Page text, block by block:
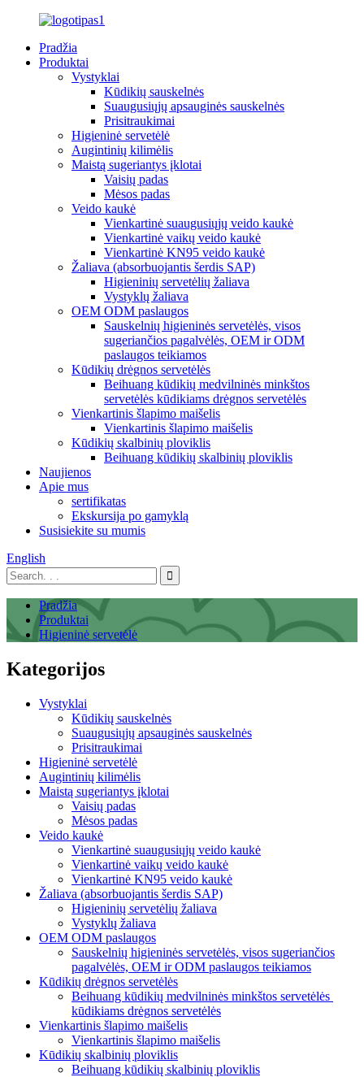
Pradžia
Produktai
Vystyklai
Kūdikių sauskelnės
Suaugusiųjų apsauginės sauskelnės
Prisitraukimai
Higieninė servetėlė
Augintinių kilimėlis
Maistą sugeriantys įklotai
Vaisių padas
Mėsos padas
Veido kaukė
Vienkartinė suaugusiųjų veido kaukė
Vienkartinė vaikų veido kaukė
Vienkartinė KN95 veido kaukė
Žaliava (absorbuojantis šerdis SAP)
Higieninių servetėlių žaliava
Vystyklų žaliava
OEM ODM paslaugos
Sauskelnių higieninės servetėlės, visos
sugeriančios pagalvėlės, OEM ir ODM
paslaugos teikiamos
Kūdikių drėgnos servetėlės
Beihuang kūdikių medvilninės minkštos
servetėlės ​​kūdikiams drėgnos servetėlės
Vienkartinis šlapimo maišelis
Vienkartinis šlapimo maišelis
Kūdikių skalbinių ploviklis
Beihuang kūdikių skalbinių ploviklis
Naujienos
Apie mus
sertifikatas
Ekskursija po gamyklą
Susisiekite su mumis
English
Pradžia
Produktai
Higieninė servetėlė
Kategorijos
Vystyklai
Kūdikių sauskelnės
Suaugusiųjų apsauginės sauskelnės
Prisitraukimai
Higieninė servetėlė
Augintinių kilimėlis
Maistą sugeriantys įklotai
Vaisių padas
Mėsos padas
Veido kaukė
Vienkartinė suaugusiųjų veido kaukė
Vienkartinė vaikų veido kaukė
Vienkartinė KN95 veido kaukė
Žaliava (absorbuojantis šerdis SAP)
Higieninių servetėlių žaliava
Vystyklų žaliava
OEM ODM paslaugos
Sauskelnių higieninės servetėlės, visos sugeriančios
pagalvėlės, OEM ir ODM paslaugos teikiamos
Kūdikių drėgnos servetėlės
Beihuang kūdikių medvilninės minkštos servetėlės ​​
kūdikiams drėgnos servetėlės
Vienkartinis šlapimo maišelis
Vienkartinis šlapimo maišelis
Kūdikių skalbinių ploviklis
Beihuang kūdikių skalbinių ploviklis